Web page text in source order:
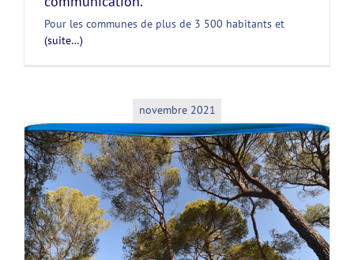
Pour les communes de plus de 3 500 habitants et
(suite…)
novembre 2021